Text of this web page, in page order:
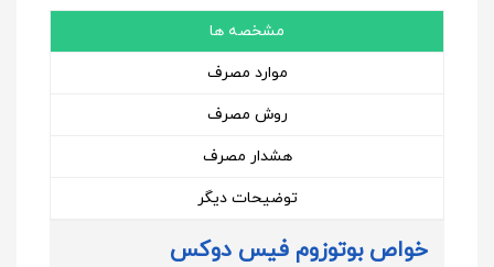
مشخصه ها
موارد مصرف
روش مصرف
هشدار مصرف
توضیحات دیگر
خواص بوتوزوم فیس دوکس